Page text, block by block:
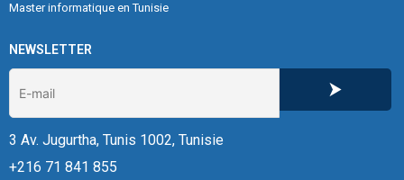
Master informatique en Tunisie
NEWSLETTER
3 Av. Jugurtha, Tunis 1002, Tunisie
+216 71 841 855